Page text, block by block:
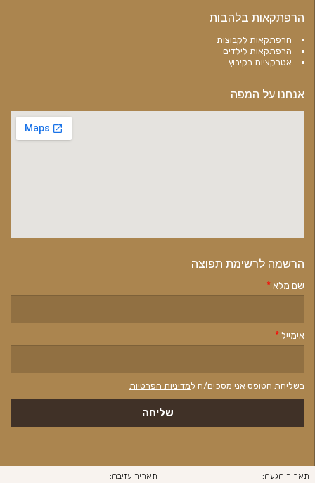
הרפתקאות בלהבות
הרפתקאות לקבוצות
הרפתקאות לילדים
אטרקציות בקיבוץ
אנחנו על המפה
הרשמה לרשימת תפוצה
שם מלא*
אימייל*
בשליחת הטופס אני מסכים/ה למדיניות הפרטיות
תאריך הגעה: תאריך עזיבה: